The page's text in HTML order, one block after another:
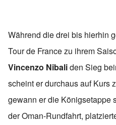
Während die drei bis hierhin
Tour de France zu ihrem
Vincenzo Nibaliden Sieg
scheint er durchaus auf Kurs
gewann er die Königsetappe
der Oman-Rundfahrt,